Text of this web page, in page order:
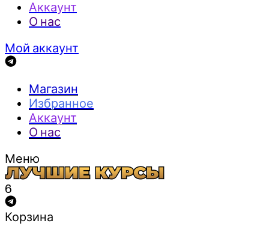
Аккаунт
О нас
Мой аккаунт
Магазин
Избранное
Аккаунт
О нас
Меню
6
Корзина